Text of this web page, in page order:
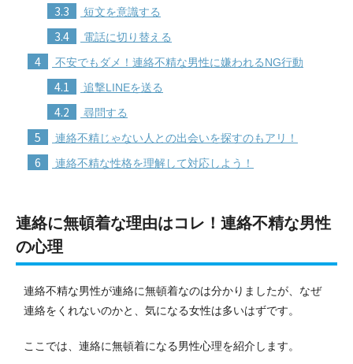
3.3 短文を意識する
3.4 電話に切り替える
4 不安でもダメ！連絡不精な男性に嫌われるNG行動
4.1 追撃LINEを送る
4.2 尋問する
5 連絡不精じゃない人との出会いを探すのもアリ！
6 連絡不精な性格を理解して対応しよう！
連絡に無頓着な理由はコレ！連絡不精な男性
の心理
連絡不精な男性が連絡に無頓着なのは分かりましたが、なぜ
連絡をくれないのかと、気になる女性は多いはずです。
ここでは、連絡に無頓着になる男性心理を紹介します。